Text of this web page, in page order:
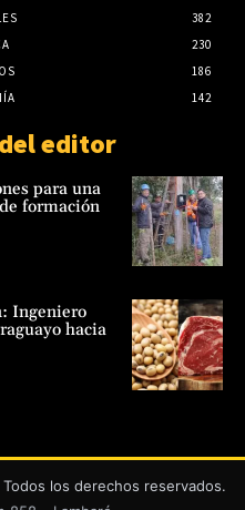
382
230
186
142
editor
para una
formación
Ingeniero
hacia
Todos los derechos reservados.